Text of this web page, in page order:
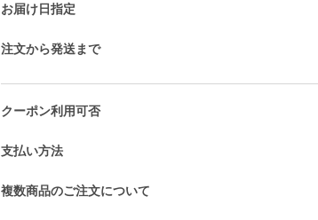
お届け日指定
注文から発送まで
クーポン利用可否
支払い方法
複数商品のご注文について